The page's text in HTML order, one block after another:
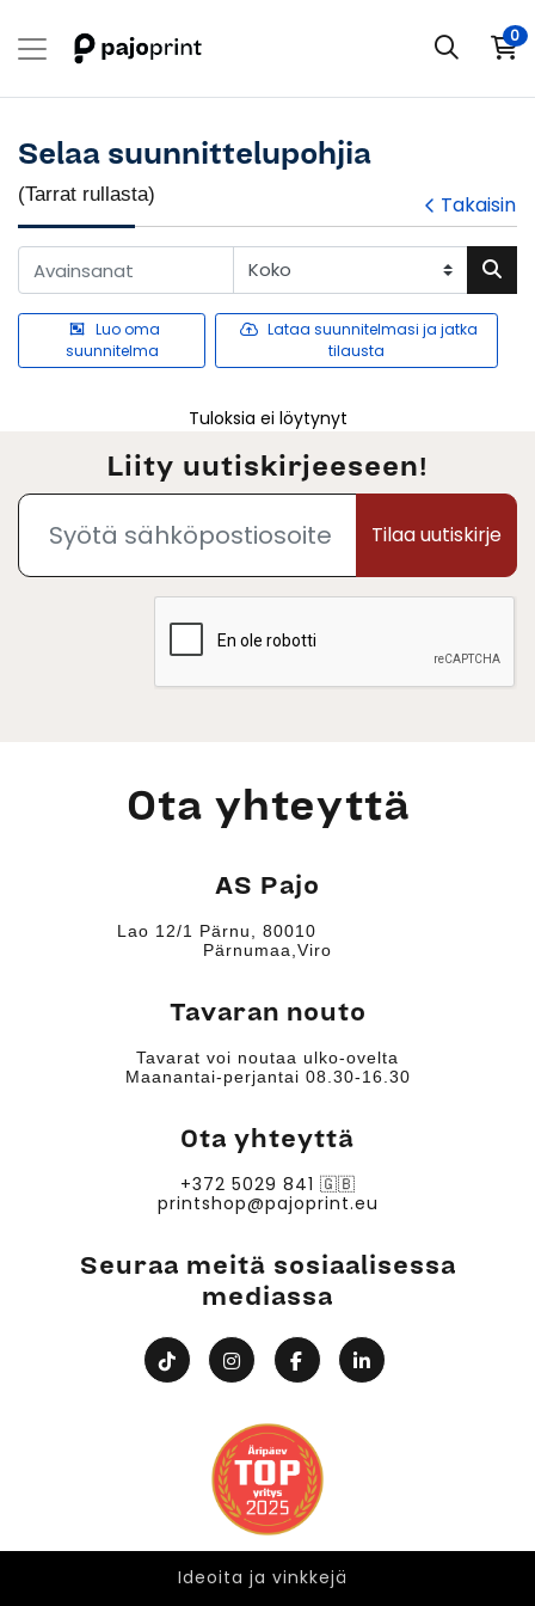
0
Selaa suunnittelupohjia
(Tarrat rullasta) Takaisin
Luo oma
suunnitelma
Lataa suunnitelmasi ja jatka
tilausta
Tuloksia ei löytynyt
Liity uutiskirjeeseen!
Tilaa uutiskirje
Ota yhteyttä
AS Pajo
Lao 12/1 Pärnu, 80010
Pärnumaa,Viro
Tavaran nouto
Tavarat voi noutaa ulko-ovelta
Maanantai-perjantai 08.30-16.30
Ota yhteyttä
+372 5029 841 🇬🇧
printshop@pajoprint.eu
Seuraa meitä sosiaalisessa
mediassa
Ideoita ja vinkkejä
Ideoita ja vinkkejä